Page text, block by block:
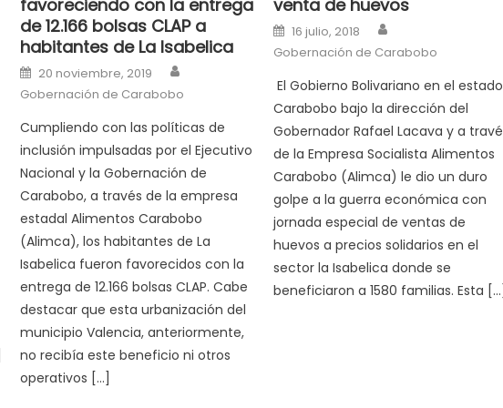
favoreciendo con la entrega
de 12.166 bolsas CLAP a
habitantes de La Isabelica
Posted on
20 noviembre, 2019
Gobernación de Carabobo
Cumpliendo con las políticas de
inclusión impulsadas por el Ejecutivo
Nacional y la Gobernación de
Carabobo, a través de la empresa
estadal Alimentos Carabobo
(Alimca), los habitantes de La
Isabelica fueron favorecidos con la
entrega de 12.166 bolsas CLAP. Cabe
destacar que esta urbanización del
municipio Valencia, anteriormente,
no recibía este beneficio ni otros
operativos […]
venta de huevos
Posted on
16 julio, 2018
Gobernación de Carabobo
El Gobierno Bolivariano en el estado
Carabobo bajo la dirección del
Gobernador Rafael Lacava y a
de la Empresa Socialista Alimentos
Carabobo (Alimca) le dio un duro
golpe a la guerra económica con
jornada especial de ventas de
huevos a precios solidarios en el
sector la Isabelica donde se
beneficiaron a 1580 familias. Esta […]